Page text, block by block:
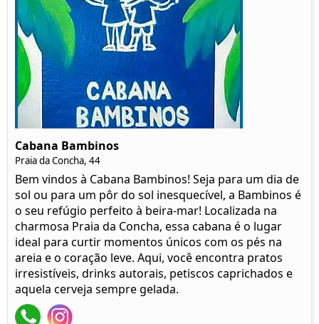
Cabana Bambinos
Praia da Concha, 44
Bem vindos à Cabana Bambinos! Seja para um dia de
sol ou para um pôr do sol inesquecível, a Bambinos é
o seu refúgio perfeito à beira-mar! Localizada na
charmosa Praia da Concha, essa cabana é o lugar
ideal para curtir momentos únicos com os pés na
areia e o coração leve. Aqui, você encontra pratos
irresistíveis, drinks autorais, petiscos caprichados e
aquela cerveja sempre gelada.